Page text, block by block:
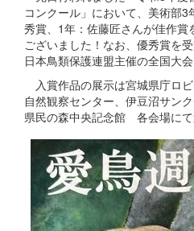
コンクール」において、美術部
秀賞、1年：佐藤匠さんが佳作賞
ございました！なお、優秀賞を
日本鳥類保護連盟主催の全国大
入賞作品の展示は宮城県庁ロ
自然観察センター、伊豆沼サン
県民の森中央記念館 各会場にて